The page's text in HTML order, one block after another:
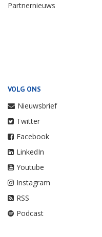
Partnernieuws
VOLG ONS
Nieuwsbrief
Twitter
Facebook
LinkedIn
Youtube
Instagram
RSS
Podcast